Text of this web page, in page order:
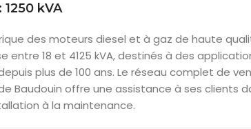
kVA
des moteurs diesel et à gaz de haute
entre 18 et 4125 kVA, destinés à des
plus de 100 ans. Le réseau complet de
Baudouin offre une assistance à ses clients
à la maintenance.